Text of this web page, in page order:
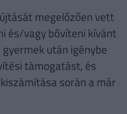
megelőzően vett
és/vagy bővíteni kívánt
után igénybe
támogatást, és
során a már